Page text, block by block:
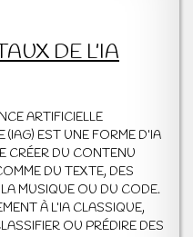
DE L’IA
ARTIFICIELLE
(IAG) EST UNE FORME D’IA
CRÉER DU CONTENU
DU TEXTE, DES
LA MUSIQUE OU DU CODE.
À L’IA CLASSIQUE,
OU PRÉDIRE DES